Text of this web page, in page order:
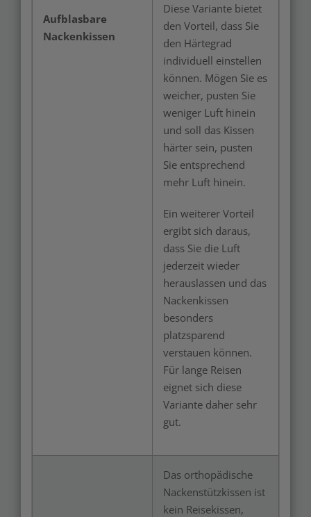
Aufblasbare
Nackenkissen
Diese Variante bietet
den Vorteil, dass Sie
den Härtegrad
individuell einstellen
können. Mögen Sie es
weicher, pusten Sie
weniger Luft hinein
und soll das Kissen
härter sein, pusten
Sie entsprechend
mehr Luft hinein.
Ein weiterer Vorteil
ergibt sich daraus,
dass Sie die Luft
jederzeit wieder
herauslassen und das
Nackenkissen
besonders
platzsparend
verstauen können.
Für lange Reisen
eignet sich diese
Variante daher sehr
gut.
Das orthopädische
Nackenstützkissen ist
kein Reisekissen,